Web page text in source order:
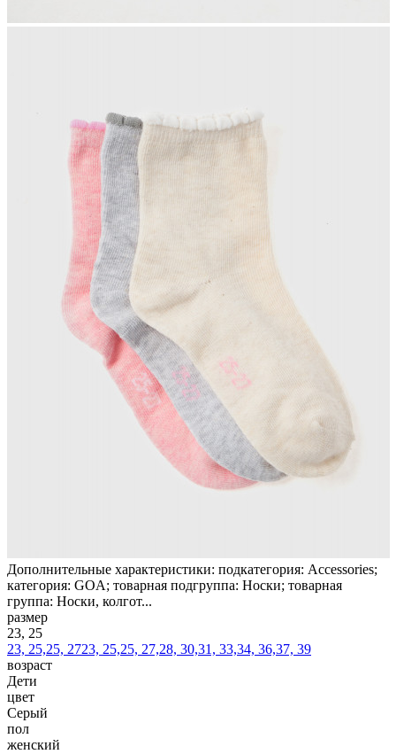
Дополнительные характеристики: подкатегория: Accessories;
категория: GOA; товарная подгруппа: Носки; товарная
группа: Носки, колгот...
размер
23, 25
23, 25,25, 2723, 25,25, 27,28, 30,31, 33,34, 36,37, 39
возраст
Дети
цвет
Серый
пол
женский